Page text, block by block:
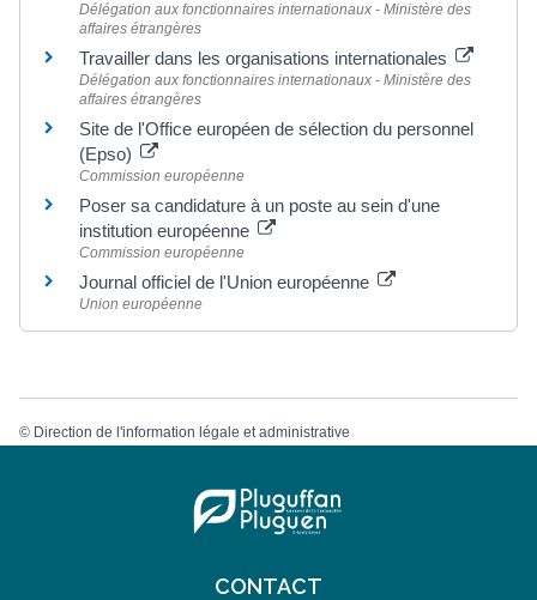
Délégation aux fonctionnaires internationaux - Ministère des
affaires étrangères
Travailler dans les organisations internationales
Délégation aux fonctionnaires internationaux - Ministère des
affaires étrangères
Site de l'Office européen de sélection du personnel
(Epso)
Commission européenne
Poser sa candidature à un poste au sein d'une
institution européenne
Commission européenne
Journal officiel de l'Union européenne
Union européenne
© Direction de l'information légale et administrative
CONTACT